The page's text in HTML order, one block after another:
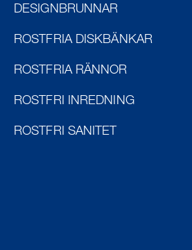
DESIGNBRUNNAR
ROSTFRIA DISKBÄNKAR
ROSTFRIA RÄNNOR
ROSTFRI INREDNING
ROSTFRI SANITET